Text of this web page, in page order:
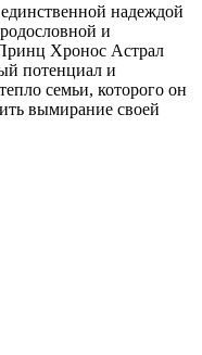
надеждой
и
Хронос Астрал
потенциал и
семьи, которого он
вымирание своей